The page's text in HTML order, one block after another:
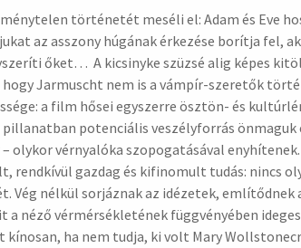
történetét meséli el: Adam és Eve
az asszony húgának érkezése borítja fel,
őket… A kicsinyke szüzsé alig képes
Jarmuscht nem is a vámpír-szeretők
a film hősei egyszerre ösztön- és
potenciális veszélyforrás önmaguk
olykor vérnyalóka szopogatásával
rendkívül gazdag és kifinomult tudás: nincs
Vég nélkül sorjáznak az idézetek,
néző vérmérsékletének függvényében
ha nem tudja, ki volt Mary